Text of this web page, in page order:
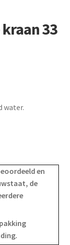
33
water.
en
de